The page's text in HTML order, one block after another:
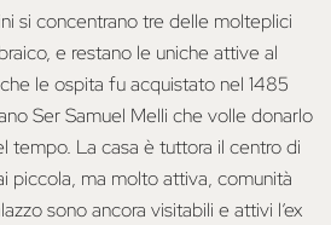
si concentrano tre delle molteplici
e restano le uniche attive al
le ospita fu acquistato nel 1485
Ser Samuel Melli che volle donarlo
tempo. La casa è tuttora il centro di
piccola, ma molto attiva, comunità
sono ancora visitabili e attivi l’ex